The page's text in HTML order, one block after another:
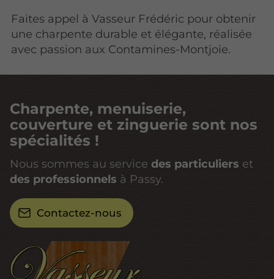
Faites appel à Vasseur Frédéric pour obtenir
une charpente durable et élégante, réalisée
avec passion aux Contamines-Montjoie.
Charpente, menuiserie,
couverture et zinguerie sont nos
spécialités !
Nous sommes au service des particuliers et
des professionnels à Passy.
Contactez-nous